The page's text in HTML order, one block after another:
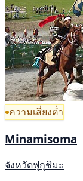
ความเสี่ยงต่ำ
Minamisoma
จังหวัดฟุกุชิมะ